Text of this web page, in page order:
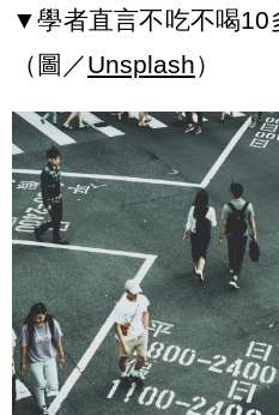
▼學者直言不吃不喝10
（圖／Unsplash）